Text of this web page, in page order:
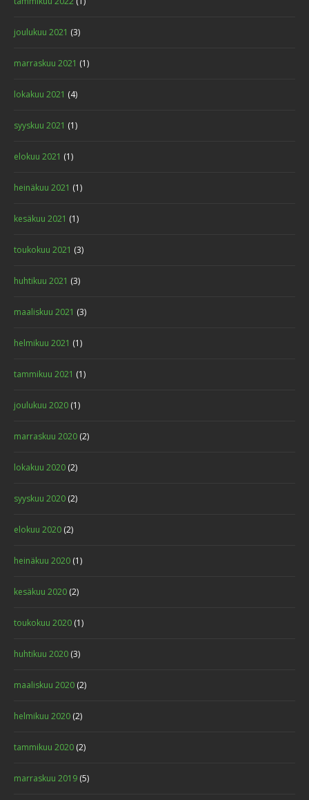
joulukuu 2021 (3)
marraskuu 2021 (1)
lokakuu 2021 (4)
syyskuu 2021 (1)
elokuu 2021 (1)
heinäkuu 2021 (1)
kesäkuu 2021 (1)
toukokuu 2021 (3)
huhtikuu 2021 (3)
maaliskuu 2021 (3)
helmikuu 2021 (1)
tammikuu 2021 (1)
joulukuu 2020 (1)
marraskuu 2020 (2)
lokakuu 2020 (2)
syyskuu 2020 (2)
elokuu 2020 (2)
heinäkuu 2020 (1)
kesäkuu 2020 (2)
toukokuu 2020 (1)
huhtikuu 2020 (3)
maaliskuu 2020 (2)
helmikuu 2020 (2)
tammikuu 2020 (2)
marraskuu 2019 (5)